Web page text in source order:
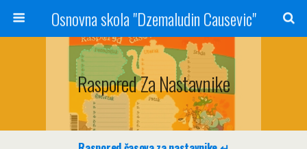
Osnovna skola "Dzemaludin Causevic"
Raspored Za Nastavnike